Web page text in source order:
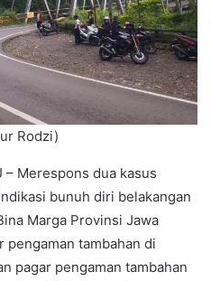
Rodzi)
– Merespons dua kasus
bunuh diri belakangan
Marga Provinsi Jawa
pengaman tambahan di
pagar pengaman tambahan